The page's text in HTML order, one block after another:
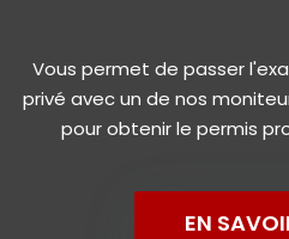
Vous permet de passer
privé avec un de nos
pour obtenir le permis
EN